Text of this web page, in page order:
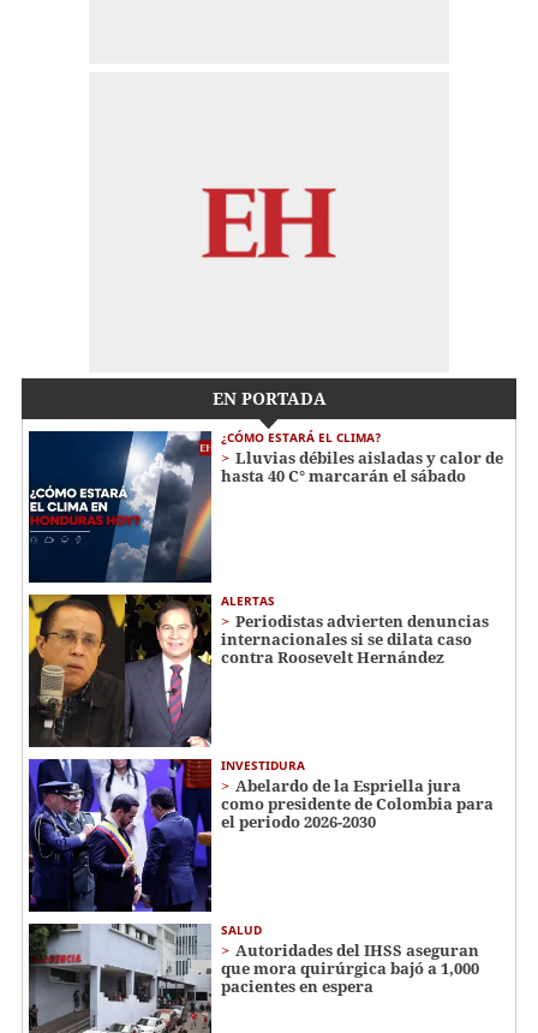
EN PORTADA
¿CÓMO ESTARÁ EL CLIMA?
Lluvias débiles aisladas y calor de
hasta 40 C° marcarán el sábado
ALERTAS
Periodistas advierten denuncias
internacionales si se dilata caso
contra Roosevelt Hernández
INVESTIDURA
Abelardo de la Espriella jura
como presidente de Colombia para
el periodo 2026-2030
SALUD
Autoridades del IHSS aseguran
que mora quirúrgica bajó a 1,000
pacientes en espera